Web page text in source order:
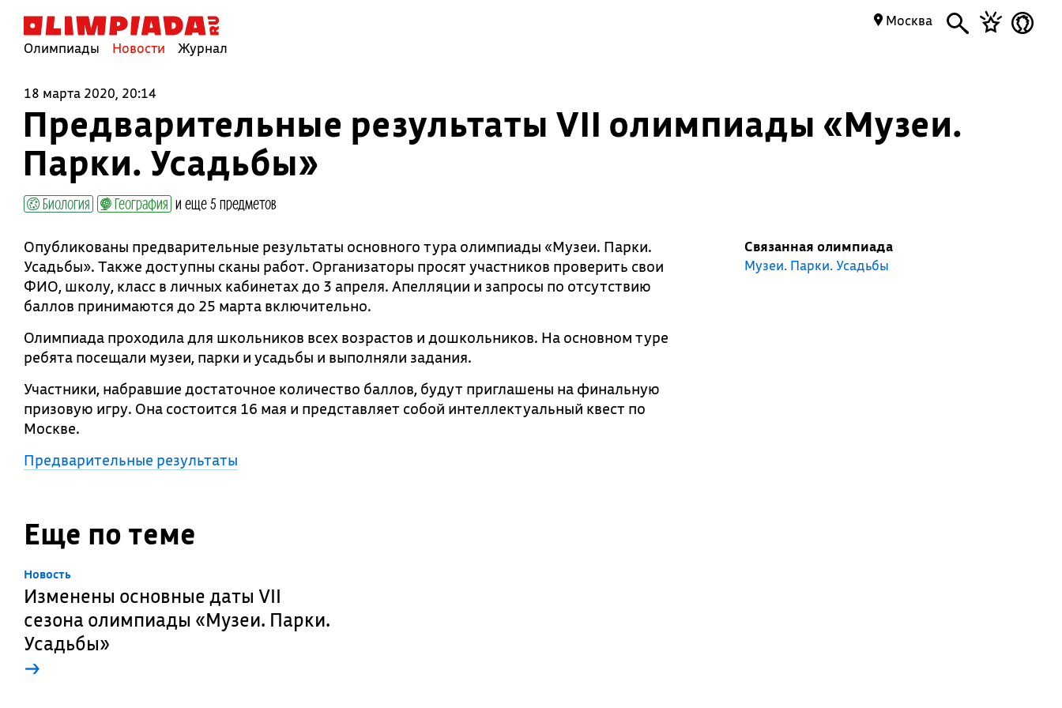
Олимпиады Новости Журнал
Москва
18 марта 2020, 20:14
Предварительные результаты VII олимпиады «Музеи.
Парки. Усадьбы»
Биология География и еще 5 предметов
Опубликованы предварительные результаты основного тура олимпиады «Музеи. Парки.
Усадьбы». Также доступны сканы работ. Организаторы просят участников проверить свои
ФИО, школу, класс в личных кабинетах до 3 апреля. Апелляции и запросы по отсутствию
баллов принимаются до 25 марта включительно.
Олимпиада проходила для школьников всех возрастов и дошкольников. На основном туре
ребята посещали музеи, парки и усадьбы и выполняли задания.
Участники, набравшие достаточное количество баллов, будут приглашены на финальную
призовую игру. Она состоится 16 мая и представляет собой интеллектуальный квест по
Москве.
Предварительные результаты
Связанная олимпиада
Музеи. Парки. Усадьбы
Еще по теме
Новость
Изменены основные даты VII
сезона олимпиады «Музеи. Парки.
Усадьбы»
→